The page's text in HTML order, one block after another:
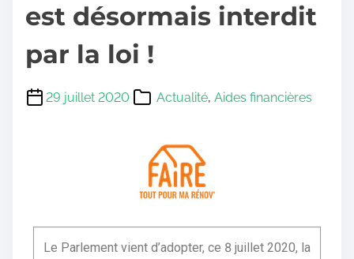
est désormais interdit
par la loi !
29 juillet 2020 Actualité, Aides financières
Le Parlement vient d’adopter, ce 8 juillet 2020, la